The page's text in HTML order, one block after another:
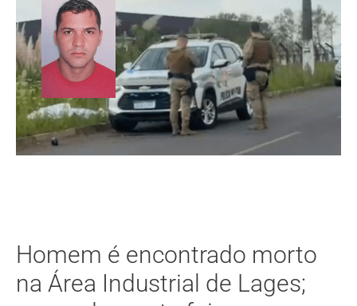
Homem é encontrado morto
na Área Industrial de Lages;